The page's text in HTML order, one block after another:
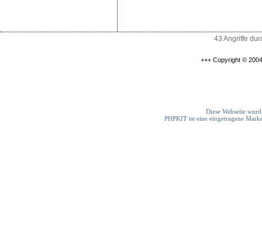
43 Angriffe
+++ Copyright ©
Diese Webseite
PHPKIT ist eine eingetragene